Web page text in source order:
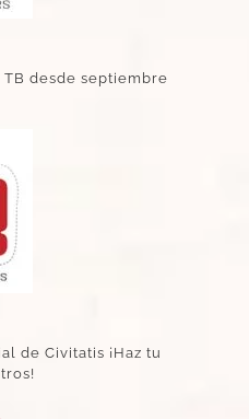
desde septiembre
de Civitatis ¡Haz tu